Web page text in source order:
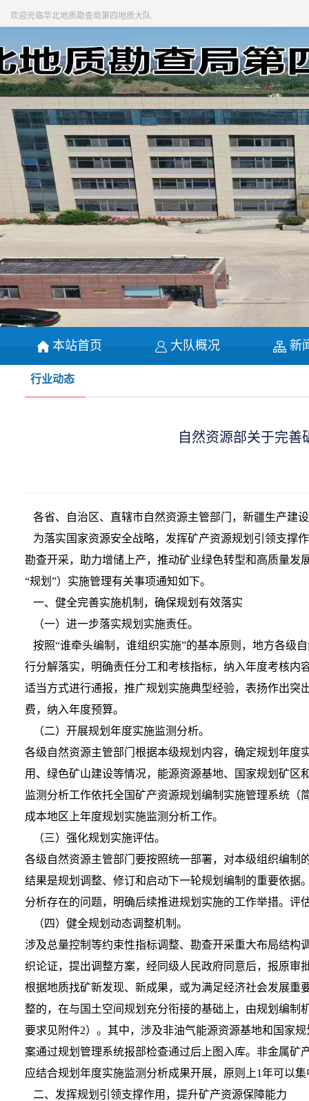
欢迎光临华北地质勘查局第四地质大队
本站首页 大队概况 新
行业动态
自然资源部关于完
各省、自治区、直辖市自然资源主管部门，新疆生产建
为落实国家资源安全战略，发挥矿产资源规划引领支撑
勘查开采，助力增储上产，推动矿业绿色转型和高质量
“规划”）实施管理有关事项通知如下。
一、健全完善实施机制，确保规划有效落实
（一）进一步落实规划实施责任。
按照“谁牵头编制，谁组织实施”的基本原则，地方各级
行分解落实，明确责任分工和考核指标，纳入年度考核
适当方式进行通报，推广规划实施典型经验，表扬作出
费，纳入年度预算。
（二）开展规划年度实施监测分析。
各级自然资源主管部门根据本级规划内容，确定规划年
用、绿色矿山建设等情况，能源资源基地、国家规划矿
监测分析工作依托全国矿产资源规划编制实施管理系统（
成本地区上年度规划实施监测分析工作。
（三）强化规划实施评估。
各级自然资源主管部门要按照统一部署，对本级组织编
结果是规划调整、修订和启动下一轮规划编制的重要依
分析存在的问题，明确后续推进规划实施的工作举措。评
（四）健全规划动态调整机制。
涉及总量控制等约束性指标调整、勘查开采重大布局结
织论证，提出调整方案，经同级人民政府同意后，报原审
根据地质找矿新发现、新成果，或为满足经济社会发展
整的，在与国土空间规划充分衔接的基础上，由规划编
要求见附件2）。其中，涉及非油气能源资源基地和国家
案通过规划管理系统报部检查通过后上图入库。非金属
应结合规划年度实施监测分析成果开展，原则上1年可以
二、发挥规划引领支撑作用，提升矿产资源保障能力